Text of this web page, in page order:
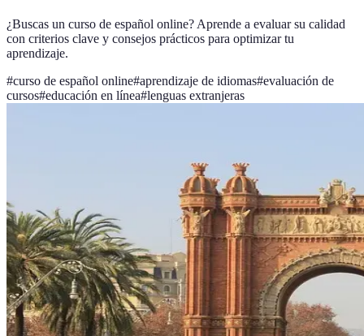
¿Buscas un curso de español online? Aprende a evaluar su calidad
con criterios clave y consejos prácticos para optimizar tu
aprendizaje.
#curso de español online#aprendizaje de idiomas#evaluación de
cursos#educación en línea#lenguas extranjeras